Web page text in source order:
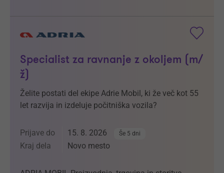
Specialist za ravnanje z okoljem (m/
ž)
Želite postati del ekipe Adrie Mobil, ki že več kot 55
let razvija in izdeluje počitniška vozila?
Prijave do 15. 8. 2026 Še 5 dni
Kraj dela Novo mesto